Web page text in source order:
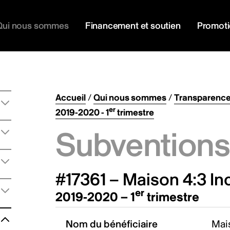
nous sommes Financement et soutien
Accueil/Qui nous sommes/
2019-2020 - 1ertrimestre
#17361 – Maison 4:3
2019-2020 – 1er trimestre
Nom du bénéficiaire